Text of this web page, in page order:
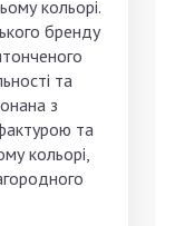
кольорі.
бренду
та
з
та
кольорі,